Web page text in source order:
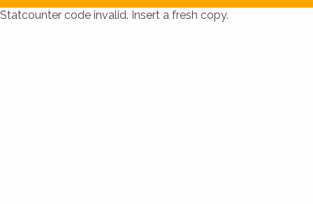
Statcounter code invalid. Insert a fresh copy.